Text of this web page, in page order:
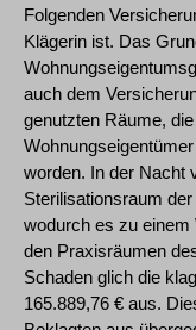
Folgenden
Klägerin ist. Das
auch dem
genutzten Räume,
worden. In der Nacht
Sterilisationsraum
wodurch es zu einem
den Praxisräumen
Schaden glich die
165.889,76 € aus.